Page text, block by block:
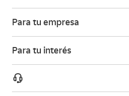
Para tu empresa
Para tu interés